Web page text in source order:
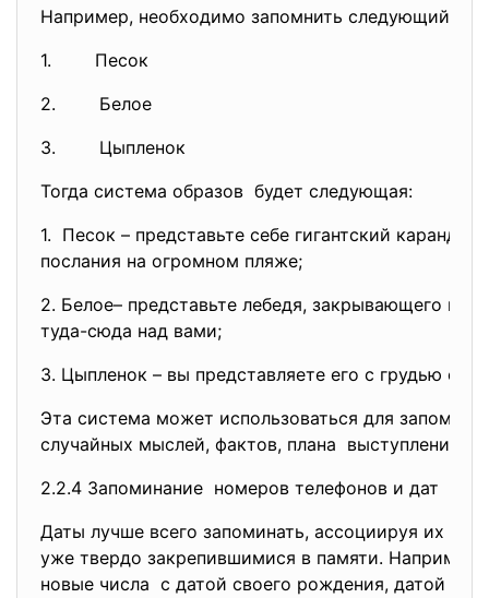
Например, необходимо запомнить следующий
1. Песок
2. Белое
3. Цыпленок
Тогда система образов будет следующая:
1. Песок – представьте себе гигантский
послания на огромном пляже;
2. Белое– представьте лебедя, закрывающего вам
туда-сюда над вами;
3. Цыпленок – вы представляете его с грудью
Эта система может использоваться для
случайных мыслей, фактов, плана выступлений и
2.2.4 Запоминание номеров телефонов и дат
Даты лучше всего запоминать, ассоциируя их со
уже твердо закрепившимися в памяти. Например,
новые числа с датой своего рождения, датой